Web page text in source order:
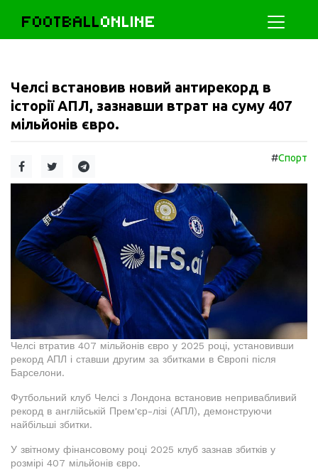
FOOTBALLONLINE
Челсі встановив новий антирекорд в
історії АПЛ, зазнавши втрат на суму 407
мільйонів євро.
#Спорт
Челсі втратив 407 мільйонів євро у 2025 році, установивши
рекорд АПЛ і ставши другим за збитками в Європі після
Барселони.
Футбольний клуб Челсі з Лондона встановив непривабливий
рекорд в англійській Прем'єр-лізі (АПЛ), демонструючи
найбільші збитки.
У звітному фінансовому році 2025 клуб зазнав збитків у
розмірі 407 мільйонів євро.